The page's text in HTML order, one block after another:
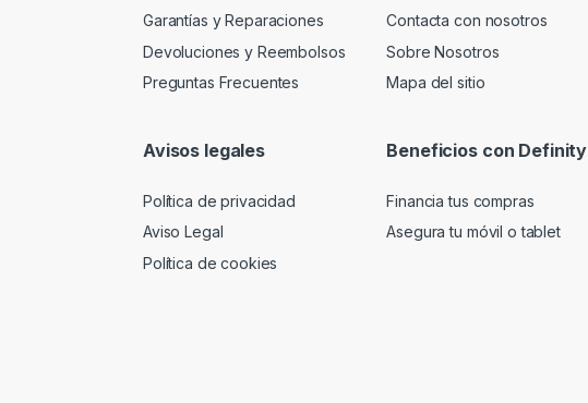
Garantías y Reparaciones
Devoluciones y Reembolsos
Preguntas Frecuentes
Contacta con nosotros
Sobre Nosotros
Mapa del sitio
Avisos legales
Política de privacidad
Aviso Legal
Política de cookies
Beneficios con Definity
Financia tus compras
Asegura tu móvil o tablet